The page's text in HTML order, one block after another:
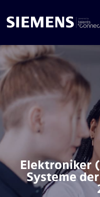
Elektroniker
Systeme